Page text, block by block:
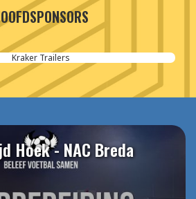
Kraker Trailers
Hoek - NAC Breda